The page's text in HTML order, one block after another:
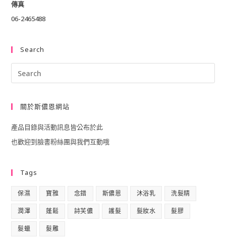
傳真
06-2465488
Search
關於斯儂恩網站
產品目錄與活動訊息皆公布於此
也歡迎到臉書粉絲團與我們互動哦
Tags
保濕 寶雅 念錯 斯儂恩 沐浴乳 洗髮精
潤澤 蓬鬆 詩芙儂 護髮 髮妝水 髮膠
髮蠟 髮雕